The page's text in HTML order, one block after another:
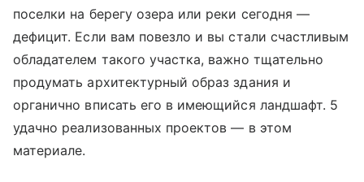
поселки на берегу озера или реки сегодня —
дефицит. Если вам повезло и вы стали счастливым
обладателем такого участка, важно тщательно
продумать архитектурный образ здания и
органично вписать его в имеющийся ландшафт. 5
удачно реализованных проектов — в этом
материале.